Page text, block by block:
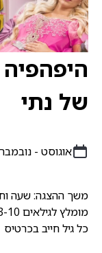
של נתי
אוגוסט - נובמבר,
משך ההצגה: שעה
מומלץ לגילאים 3-10
כל גיל חייב בכרטיס